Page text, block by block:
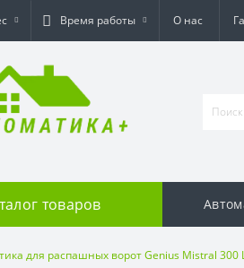
Время работы О нас
товаров
для распашных ворот Genius Mistral 300